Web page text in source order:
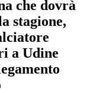
che dovrà
stagione,
a Udine